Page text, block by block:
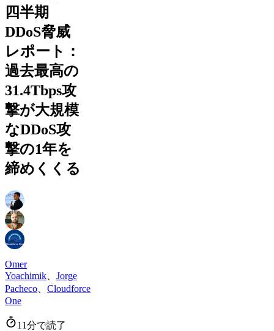
四半期
DDoS脅威
レポート：
過去最高の
31.4Tbps攻
撃が大規模
なDDoS攻
撃の1年を
締めくくる
Omer
Yoachimik
Jorge
Pacheco
Cloudforce
One
11分で読了